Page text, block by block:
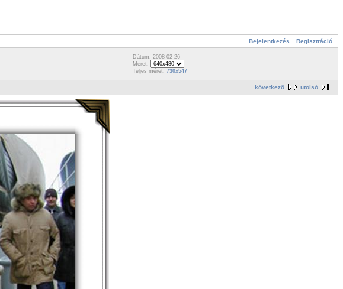
Bejelentkezés Regisztráció
Dátum: 2008-02-26
Méret:
Teljes méret: 730x547
következő utolsó